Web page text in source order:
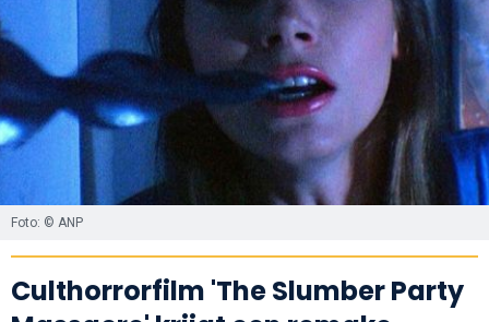
Foto: © ANP
Culthorrorfilm 'The Slumber Party